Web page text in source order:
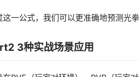
这一公式，我们可以更准确地预测光
3种实战场景应用